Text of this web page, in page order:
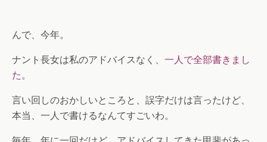
んで、今年。
ナント長女は私のアドバイスなく、 一人で全部書きまし
た。
言い回しのおかしいところと、誤字だけは言ったけど、
本当、一人で書けるなんてすごいわ。